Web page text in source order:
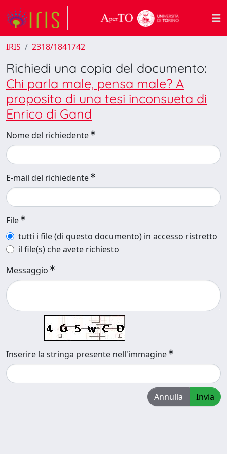
IRIS 2318/1841742
Richiedi una copia del documento:
Chi parla male, pensa male? A
proposito di una tesi inconsueta di
Enrico di Gand
Nome del richiedente
E-mail del richiedente
File
tutti i file (di questo documento) in accesso ristretto
il file(s) che avete richiesto
Messaggio
Inserire la stringa presente nell'immagine
Annulla Invia